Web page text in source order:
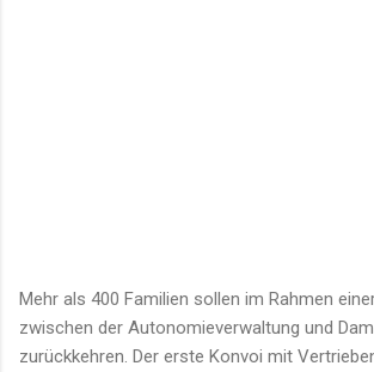
Mehr als 400 Familien sollen im Rahmen
zwischen der Autonomieverwaltung und
zurückkehren. Der erste Konvoi mit